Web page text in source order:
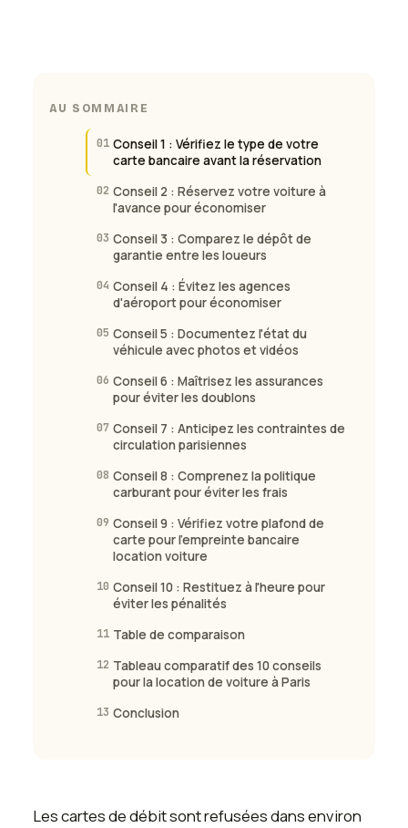
AU SOMMAIRE
01 Conseil 1 : Vérifiez le type de votre
carte bancaire avant la réservation
02 Conseil 2 : Réservez votre voiture à
l'avance pour économiser
03 Conseil 3 : Comparez le dépôt de
garantie entre les loueurs
04 Conseil 4 : Évitez les agences
d'aéroport pour économiser
05 Conseil 5 : Documentez l'état du
véhicule avec photos et vidéos
06 Conseil 6 : Maîtrisez les assurances
pour éviter les doublons
07 Conseil 7 : Anticipez les contraintes de
circulation parisiennes
08 Conseil 8 : Comprenez la politique
carburant pour éviter les frais
09 Conseil 9 : Vérifiez votre plafond de
carte pour l'empreinte bancaire
location voiture
10 Conseil 10 : Restituez à l'heure pour
éviter les pénalités
11 Table de comparaison
12 Tableau comparatif des 10 conseils
pour la location de voiture à Paris
13 Conclusion
Les cartes de débit sont refusées dans environ